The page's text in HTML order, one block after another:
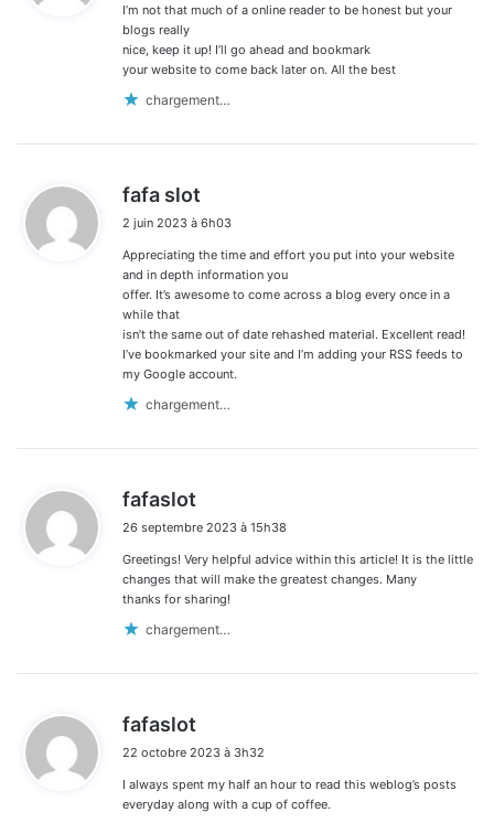
I’m not that much of a online reader to be honest but your
blogs really
nice, keep it up! I’ll go ahead and bookmark
your website to come back later on. All the best
chargement…
fafa slot
t
:
2 juin 2023 à 6h03
Appreciating the time and effort you put into your website
and in depth information you
offer. It’s awesome to come across a blog every once in a
while that
isn’t the same out of date rehashed material. Excellent read!
I’ve bookmarked your site and I’m adding your RSS feeds to
my Google account.
chargement…
fafaslot
t
:
26 septembre 2023 à 15h38
Greetings! Very helpful advice within this article! It is the little
changes that will make the greatest changes. Many
thanks for sharing!
chargement…
fafaslot
t
:
22 octobre 2023 à 3h32
I always spent my half an hour to read this weblog’s posts
everyday along with a cup of coffee.